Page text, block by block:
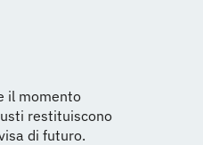
il momento
restituiscono
di futuro.